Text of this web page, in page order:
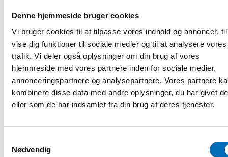
Denne hjemmeside bruger cookies
Vi bruger cookies til at tilpasse vores indhold og annoncer,
vise dig funktioner til sociale medier og til at analysere vores
trafik. Vi deler også oplysninger om din brug af vores
hjemmeside med vores partnere inden for sociale medier,
annonceringspartnere og analysepartnere. Vores partnere
kombinere disse data med andre oplysninger, du har givet
eller som de har indsamlet fra din brug af deres tjenester.
Nødvendig